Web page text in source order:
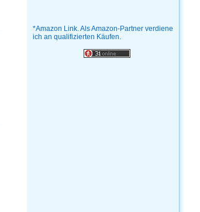
*Amazon Link. Als Amazon-Partner verdiene
ich an qualifizierten Käufen.